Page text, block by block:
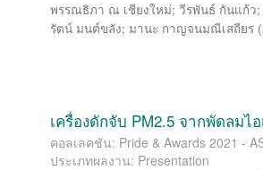
พรรณธิภา ณ เชียงใหม่; วีรพันธ์ กันแก้ว
รัตน์ มนต์ขลัง; มานะ กาญจนมณีเสถียร (
เครื่องดักจับ PM2.5 จากพัดลมไ
คอลเลคชัน: Pride & Awards 2021 -
ประเภทผลงาน: Presentation